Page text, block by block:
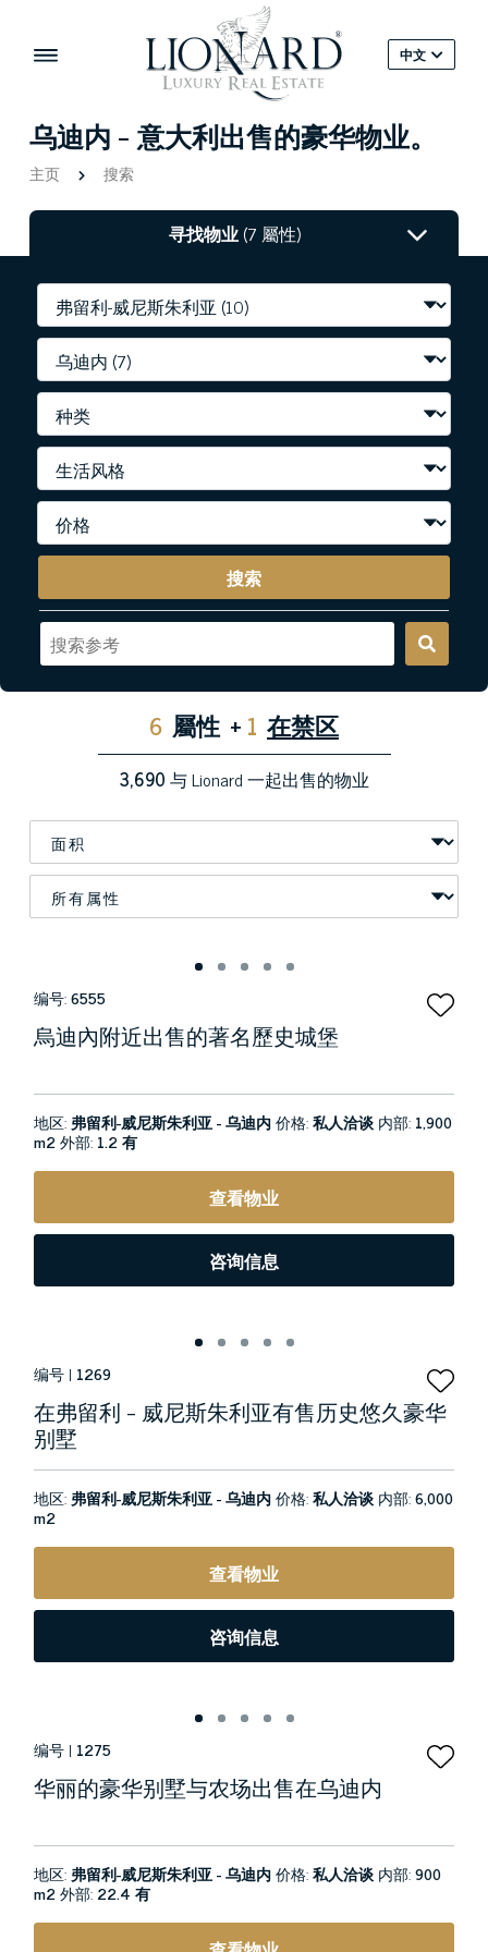
中文
乌迪内 - 意大利出售的豪华物业。
主页 搜索
寻找物业(7 屬性)
搜索
6 屬性 + 1 在禁区
3,690与 Lionard 一起出售的物业
编号:6555
烏迪內附近出售的著名歷史城堡
地区: 弗留利-威尼斯朱利亚 - 乌迪内价格:私人洽谈 内部: 1,900
m2外部: 1.2 有
查看物业
咨询信息
编号 | 1269
在弗留利 - 威尼斯朱利亚有售历史悠久豪华
别墅
地区: 弗留利-威尼斯朱利亚 - 乌迪内价格:私人洽谈 内部:6,000
m2
查看物业
咨询信息
编号 | 1275
华丽的豪华别墅与农场出售在乌迪内
地区: 弗留利-威尼斯朱利亚 - 乌迪内价格:私人洽谈 内部:900
m2外部: 22.4 有